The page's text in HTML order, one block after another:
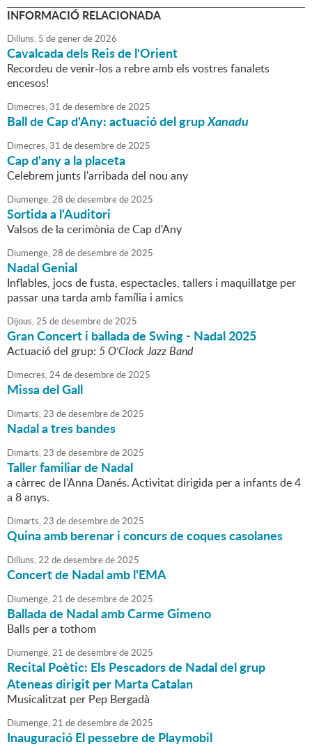
INFORMACIÓ RELACIONADA
Dilluns, 5 degenerde2026
Cavalcada dels Reis de l'Orient
Recordeu de venir-los a rebre amb els vostres fanalets
encesos!
Dimecres,31 dedesembrede2025
Ball de Cap d'Any: actuació del grupXanadu
Dimecres,31 dedesembrede2025
Cap d'any a la placeta
Celebrem junts l'arribada del nou any
Diumenge,28 dedesembrede2025
Sortida a l'Auditori
Valsos de la cerimònia de Cap d'Any
Diumenge,28 dedesembrede2025
Nadal Genial
Inflables, jocs de fusta, espectacles, tallers i maquillatge per
passar una tarda amb família i amics
Dijous,25 dedesembrede2025
Gran Concert i ballada de Swing - Nadal 2025
Actuació del grup: 5 O'Clock Jazz Band
Dimecres,24dedesembrede2025
Missa del Gall
Dimarts,23 dedesembrede2025
Nadal a tres bandes
Dimarts,23 dedesembrede2025
Taller familiar de Nadal
a càrrec de l'Anna Danés. Activitat dirigida per a infants de 4
a 8 anys.
Dimarts,23 dedesembrede2025
Quina amb berenar i concurs de coques casolanes
Dilluns,22 dedesembrede2025
Concert de Nadal amb l'EMA
Diumenge,21 dedesembrede2025
Ballada de Nadal amb Carme Gimeno
Balls per a tothom
Diumenge,21 dedesembrede2025
Recital Poètic: Els Pescadors de Nadal del grup
Ateneas dirigit per Marta Catalan
Musicalitzat per Pep Bergadà
Diumenge,21 dedesembrede2025
Inauguració El pessebre de Playmobil